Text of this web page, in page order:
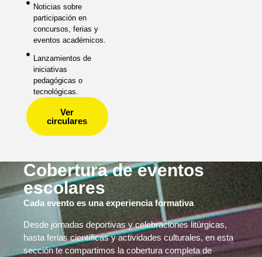
Noticias sobre
participación en
concursos, ferias y
eventos académicos.
Lanzamientos de
iniciativas
pedagógicas o
tecnológicas.
Ver
circulares
Cobertura de eventos
escolares
Cada evento es una experiencia formativa
Desde jornadas deportivas y celebraciones litúrgicas,
hasta ferias científicas y actividades culturales, en esta
sección te compartimos la cobertura completa de